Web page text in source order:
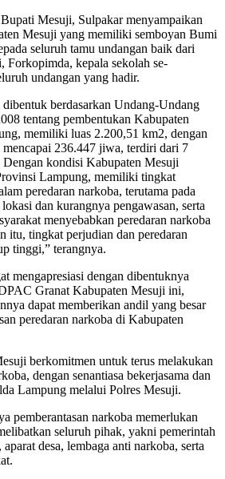
Mesuji, Sulpakar menyampaikan
Mesuji yang memiliki semboyan Bumi
seluruh tamu undangan baik dari
Forkopimda, kepala sekolah se-
undangan yang hadir.
berdasarkan Undang-Undang
tentang pembentukan Kabupaten
memiliki luas 2.200,51 km2, dengan
236.447 jiwa, terdiri dari 7
Dengan kondisi Kabupaten Mesuji
Lampung, memiliki tingkat
peredaran narkoba, terutama pada
dan kurangnya pengawasan, serta
menyebabkan peredaran narkoba
itu, tingkat perjudian dan peredaran
tinggi,” terangnya.
mengapresiasi dengan dibentuknya
Granat Kabupaten Mesuji ini,
dapat memberikan andil yang besar
peredaran narkoba di Kabupaten
berkomitmen untuk terus melakukan
dengan senantiasa bekerjasama dan
Lampung melalui Polres Mesuji.
pemberantasan narkoba memerlukan
seluruh pihak, yakni pemerintah
desa, lembaga anti narkoba, serta